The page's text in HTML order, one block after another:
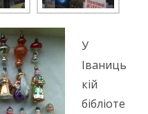
У
Іваниць
кій
бібліоте